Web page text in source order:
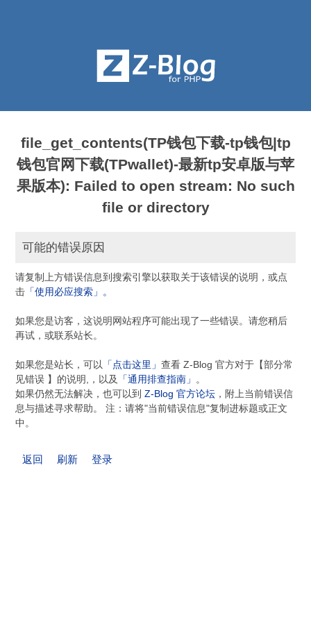
file_get_contents(TP钱包下载-tp钱包|tp
钱包官网下载(TPwallet)-最新tp安卓版与苹
果版本): Failed to open stream: No such
file or directory
可能的错误原因
请复制上方错误信息到搜索引擎以获取关于该错误的说明，或点
击 「使用必应搜索」。
如果您是访客，这说明网站程序可能出现了一些错误。请您稍后
再试，或联系站长。
如果您是站长，可以 「点击这里」查看 Z-Blog 官方对于【部分常
见错误 】的说明,，以及
「通用排查指南」 。
如果仍然无法解决，也可以到Z-Blog 官方论坛 ，附上当前错误信
息与描述寻求帮助。 注：请将"当前错误信息"复制进标题或正文
中。
返回 刷新 登录